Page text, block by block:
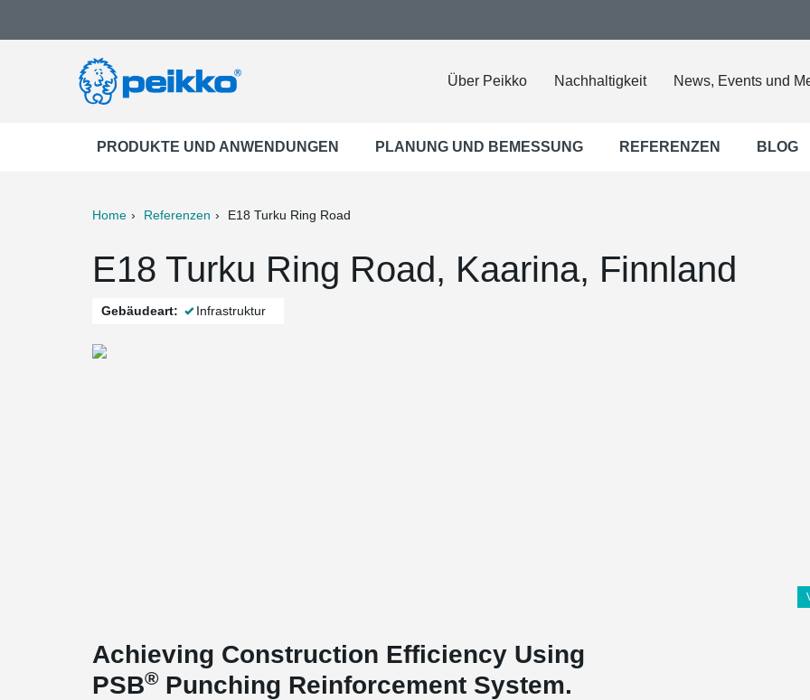
Über Peikko Nachhaltigkeit News, Events und
PRODUKTE UND ANWENDUNGEN PLANUNG UND BEMESSUNG REFERENZEN BLOG
Home Referenzen E18 Turku Ring Road
E18 Turku Ring Road, Kaarina, Finnland
Gebäudeart: Infrastruktur
Achieving Construction Efficiency Using
PSB® Punching Reinforcement System.